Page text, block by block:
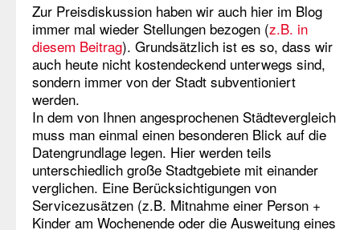
Zur Preisdiskussion haben wir auch hier im Blog
immer mal wieder Stellungen bezogen (z.B. in
diesem Beitrag). Grundsätzlich ist es so, dass wir
auch heute nicht kostendeckend unterwegs sind,
sondern immer von der Stadt subventioniert
werden.
In dem von Ihnen angesprochenen Städtevergleich
muss man einmal einen besonderen Blick auf die
Datengrundlage legen. Hier werden teils
unterschiedlich große Stadtgebiete mit einander
verglichen. Eine Berücksichtigungen von
Servicezusätzen (z.B. Mitnahme einer Person +
Kinder am Wochenende oder die Ausweitung eines